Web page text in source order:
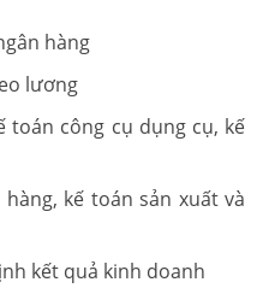
hàng
lương
toán công cụ dụng cụ, kế
kế toán sản xuất và
kết quả kinh doanh